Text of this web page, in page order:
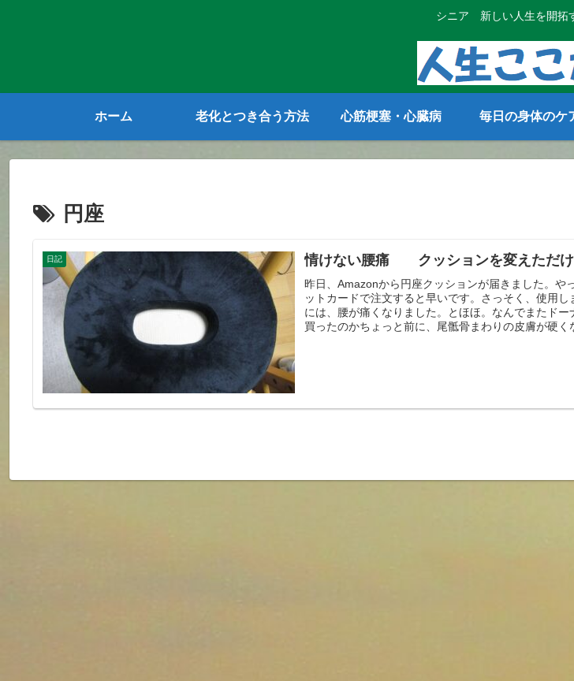
シニア 新しい人生を開拓
ホーム 老化とつき合う方法 心筋梗塞・心臓病 毎日の身体のケ
円座
日記 情けない腰痛 クッションを変えただ
昨日、Amazonから円座クッションが届きました。や
ットカードで注文すると早いです。さっそく、使用し
には、腰が痛くなりました。とほほ。なんでまたドー
買ったのかちょっと前に、尾骶骨まわりの皮膚が硬く